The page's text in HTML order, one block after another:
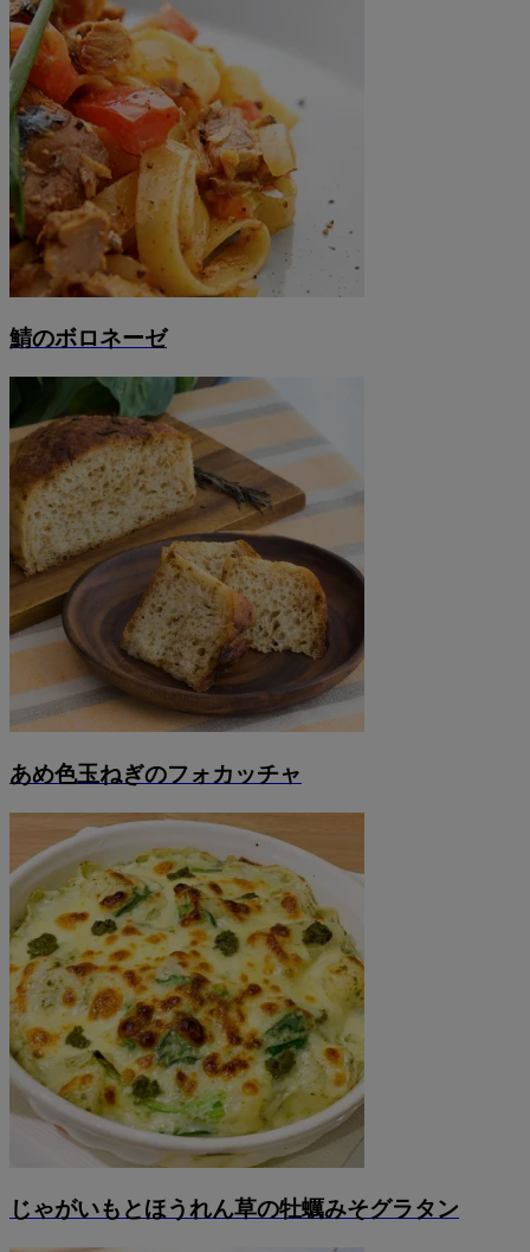
鯖のボロネーゼ
あめ色玉ねぎのフォカッチャ
じゃがいもとほうれん草の牡蠣みそグラタン